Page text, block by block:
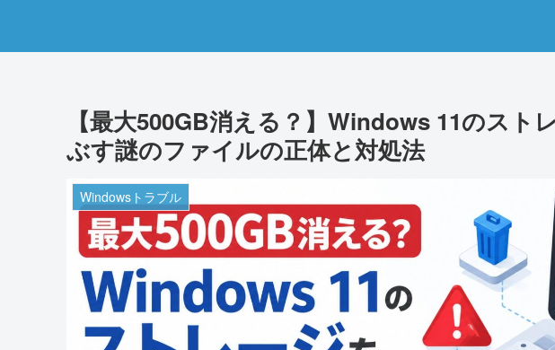
【最大500GB消える？】Windows 11のスト
ぶす謎のファイルの正体と対処法
Windowsトラブル